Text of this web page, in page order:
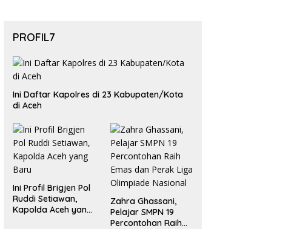
PROFIL7
Ini Daftar Kapolres di 23 Kabupaten/Kota
di Aceh
Ini Profil Brigjen Pol
Ruddi Setiawan,
Kapolda Aceh yang
Zahra Ghassani,
Pelajar SMPN 19
Percontohan Raih